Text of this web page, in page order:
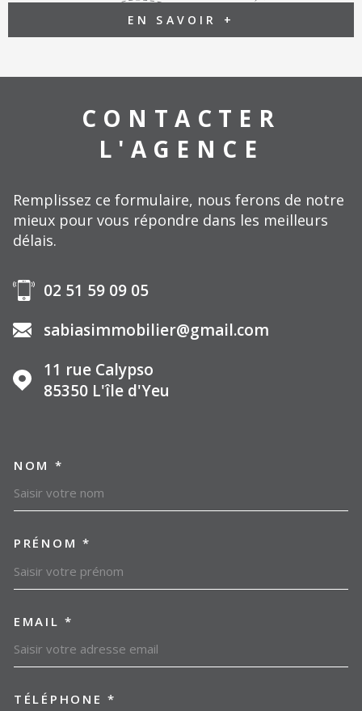
EN SAVOIR +
CONTACTER
L'AGENCE
Remplissez ce formulaire, nous ferons de notre
mieux pour vous répondre dans les meilleurs
délais.
02 51 59 09 05
sabiasimmobilier@gmail.com
11 rue Calypso
85350
L'île d'Yeu
NOM *
PRÉNOM *
EMAIL *
TÉLÉPHONE *